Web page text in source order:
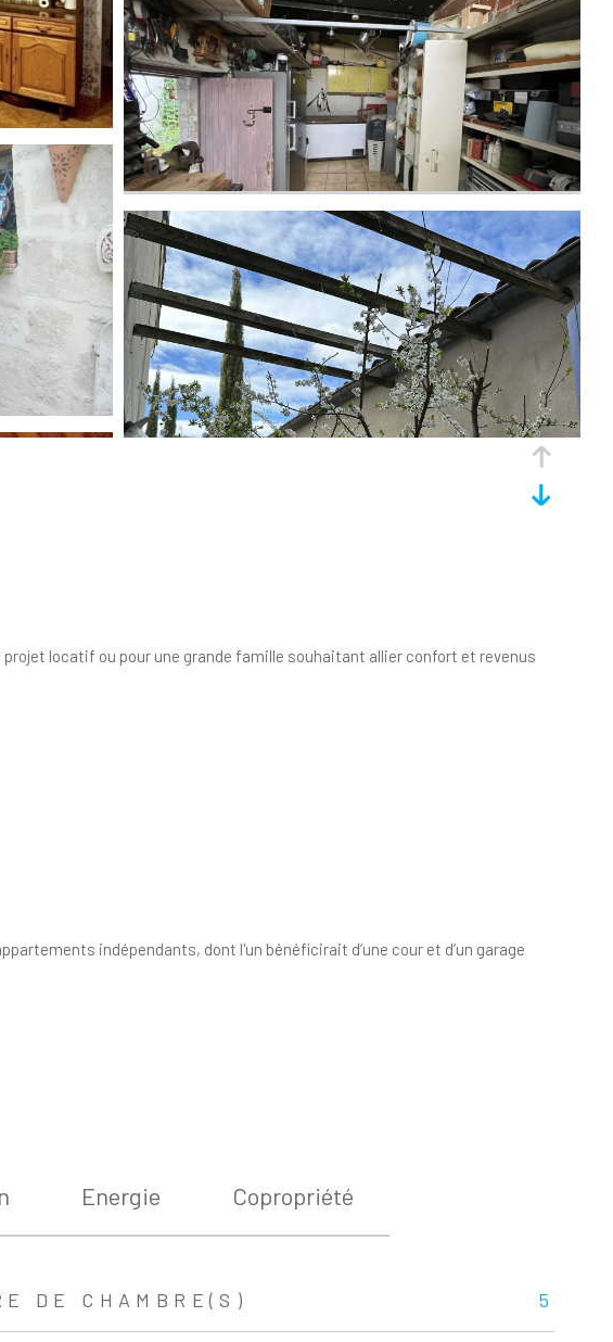
locatif ou pour une grande famille souhaitant allier confort et revenus
indépendants, dont l'un bénéficirait d’une cour et d’un garage
Energie Copropriété
DE CHAMBRE(S) 5